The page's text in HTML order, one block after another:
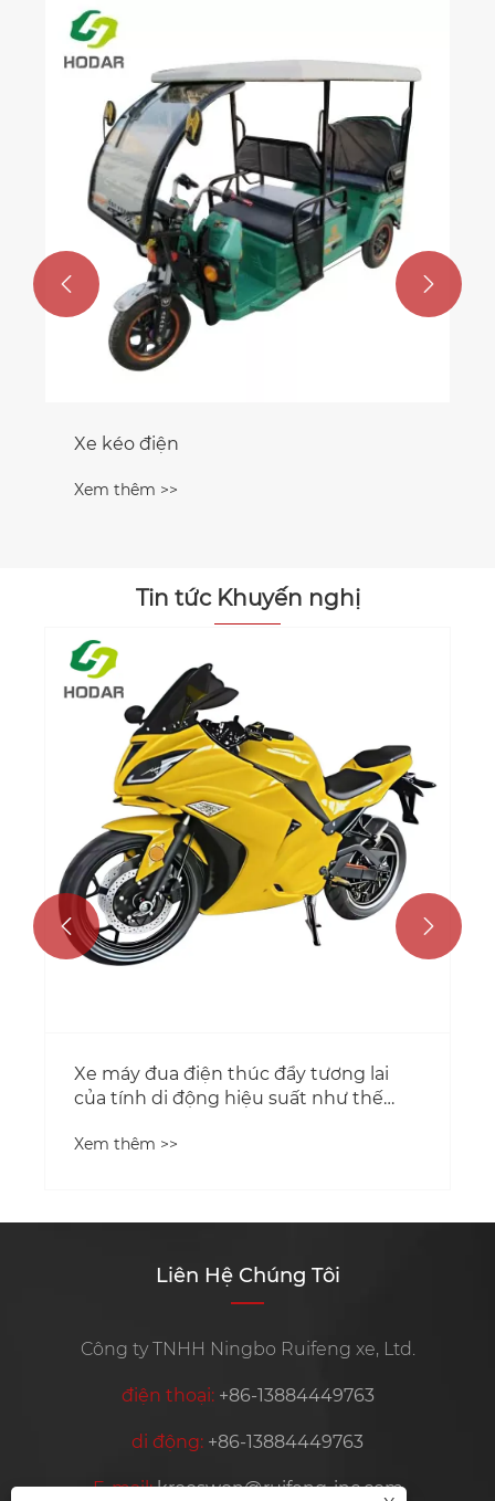
Xe tay ga giao hàng điện
Xem thêm >>
 
Tin tức Khuyến nghị
Xe mô tô đua điện đang biến đổi
tương lai của môn đua xe thể thao như
thế nào
Xem thêm >>
 
Liên Hệ Chúng Tôi
Công ty TNHH Ningbo Ruifeng xe, Ltd.
điện thoại: +86-13884449763
di động: +86-13884449763
E-mail:krooswon@ruifeng-inc.com